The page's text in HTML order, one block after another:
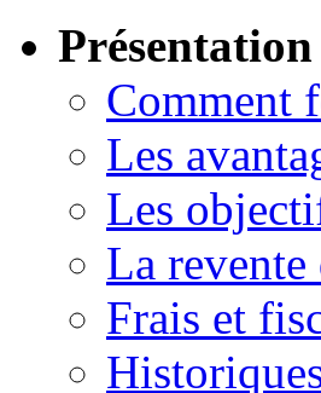
Comment
Les
Les
La revente
Frais et